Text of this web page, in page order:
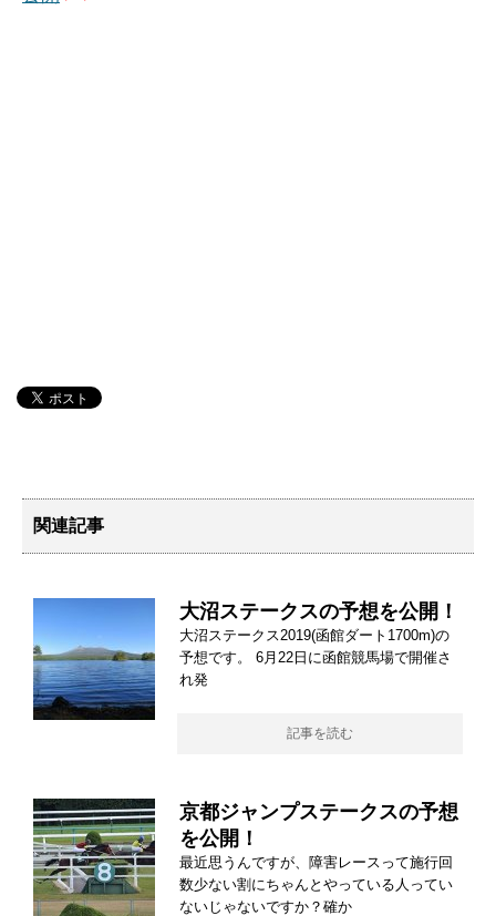
関連記事
大沼ステークスの予想を公開！
大沼ステークス2019(函館ダート1700m)の
予想です。 6月22日に函館競馬場で開催さ
れ発
記事を読む
京都ジャンプステークスの予想
を公開！
最近思うんですが、障害レースって施行回
数少ない割にちゃんとやっている人ってい
ないじゃないですか？確か